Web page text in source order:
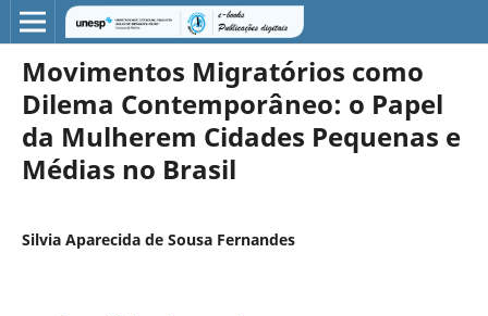
Movimentos Migratórios como
Dilema Contemporâneo: o Papel
da Mulherem Cidades Pequenas e
Médias no Brasil
Silvia Aparecida de Sousa Fernandes